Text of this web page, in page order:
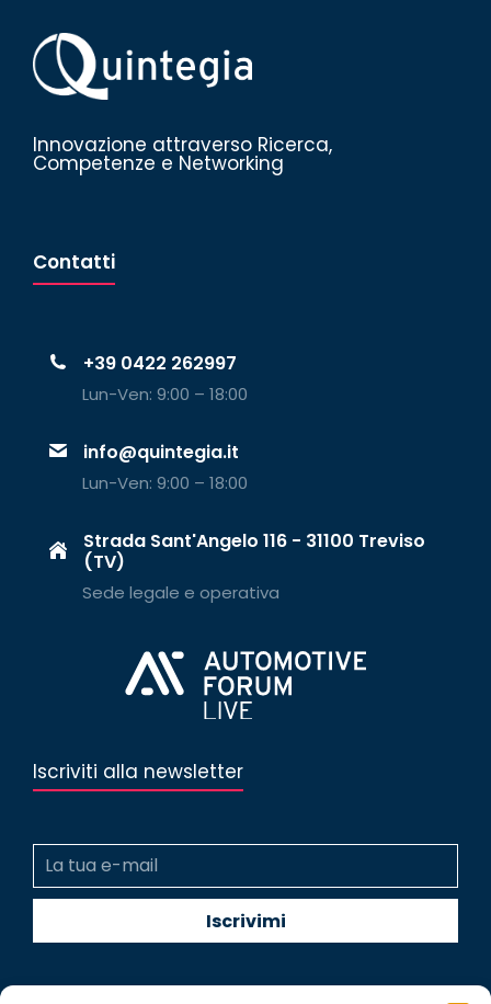
Innovazione attraverso Ricerca,
Competenze e Networking
Contatti
+39 0422 262997
Lun-Ven: 9:00 – 18:00
info@quintegia.it
Lun-Ven: 9:00 – 18:00
Strada Sant'Angelo 116 - 31100 Treviso
(TV)
Sede legale e operativa
Iscriviti alla newsletter